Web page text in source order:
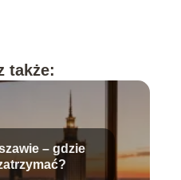
także:
– gdzie